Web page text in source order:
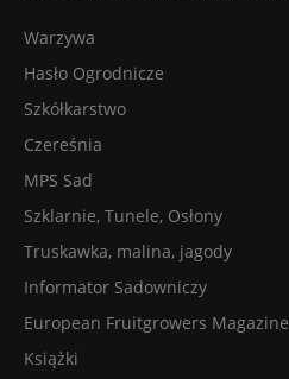
Warzywa
Hasło Ogrodnicze
Szkółkarstwo
Czereśnia
MPS Sad
Szklarnie, Tunele, Osłony
Truskawka, malina, jagody
Informator Sadowniczy
European Fruitgrowers Magazine
Książki